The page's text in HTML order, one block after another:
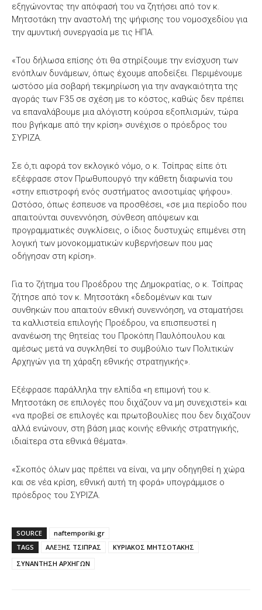
εξηγώνοντας την απόφασή του να ζητήσει από τον κ.
Μητσοτάκη την αναστολή της ψήφισης του νομοσχεδίου για
την αμυντική συνεργασία με τις ΗΠΑ.
«Του δήλωσα επίσης ότι θα στηρίξουμε την ενίσχυση των
ενόπλων δυνάμεων, όπως έχουμε αποδείξει. Περιμένουμε
ωστόσο μία σοβαρή τεκμηρίωση για την αναγκαιότητα της
αγοράς των F35 σε σχέση με το κόστος, καθώς δεν πρέπει
να επαναλάβουμε μια αλόγιστη κούρσα εξοπλισμών, τώρα
που βγήκαμε από την κρίση» συνέχισε ο πρόεδρος του
ΣΥΡΙΖΑ.
Σε ό,τι αφορά τον εκλογικό νόμο, ο κ. Τσίπρας είπε ότι
εξέφρασε στον Πρωθυπουργό την κάθετη διαφωνία του
«στην επιστροφή ενός συστήματος ανισοτιμίας ψήφου».
Ωστόσο, όπως έσπευσε να προσθέσει, «σε μια περίοδο που
απαιτούνται συνεννόηση, σύνθεση απόψεων και
προγραμματικές συγκλίσεις, ο ίδιος δυστυχώς επιμένει στη
λογική των μονοκομματικών κυβερνήσεων που μας
οδήγησαν στη κρίση».
Για το ζήτημα του Προέδρου της Δημοκρατίας, ο κ. Τσίπρας
ζήτησε από τον κ. Μητσοτάκη «δεδομένων και των
συνθηκών που απαιτούν εθνική συνεννόηση, να σταματήσει
τα καλλιστεία επιλογής Προέδρου, να επισπευστεί η
ανανέωση της θητείας του Προκόπη Παυλόπουλου και
αμέσως μετά να συγκληθεί το συμβούλιο των Πολιτικών
Αρχηγών για τη χάραξη εθνικής στρατηγικής».
Εξέφρασε παράλληλα την ελπίδα «η επιμονή του κ.
Μητσοτάκη σε επιλογές που διχάζουν να μη συνεχιστεί» και
«να προβεί σε επιλογές και πρωτοβουλίες που δεν διχάζουν
αλλά ενώνουν, στη βάση μιας κοινής εθνικής στρατηγικής,
ιδιαίτερα στα εθνικά θέματα».
«Σκοπός όλων μας πρέπει να είναι, να μην οδηγηθεί η χώρα
και σε νέα κρίση, εθνική αυτή τη φορά» υπογράμμισε ο
πρόεδρος του ΣΥΡΙΖΑ.
SOURCE
naftemporiki.gr
TAGS
ΑΛΕΞΗΣ ΤΣΙΠΡΑΣ
ΚΥΡΙΑΚΟΣ ΜΗΤΣΟΤΑΚΗΣ
ΣΥΝΑΝΤΗΣΗ ΑΡΧΗΓΩΝ